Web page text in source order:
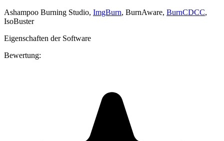
Ashampoo Burning Studio, ImgBurn, BurnAware, BurnCDCC,
IsoBuster
Eigenschaften der Software
Bewertung: